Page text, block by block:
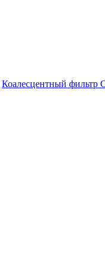
Коалесцентный фильтр